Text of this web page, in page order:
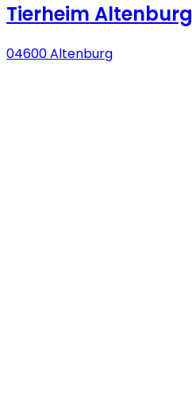
Tierheim Altenburg
04600 Altenburg